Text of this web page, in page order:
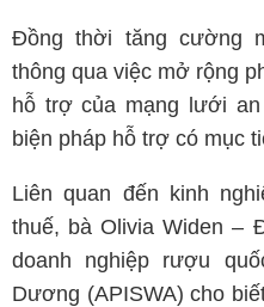
Đồng thời tăng cường
thông qua việc mở rộng
hỗ trợ của mạng lưới
biện pháp hỗ trợ có mục
Liên quan đến kinh
thuế, bà Olivia Widen –
doanh nghiệp rượu
Dương (APISWA) cho